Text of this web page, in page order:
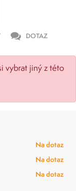
DOTAZ
vybrat jiný z této
Na dotaz
Na dotaz
Na dotaz